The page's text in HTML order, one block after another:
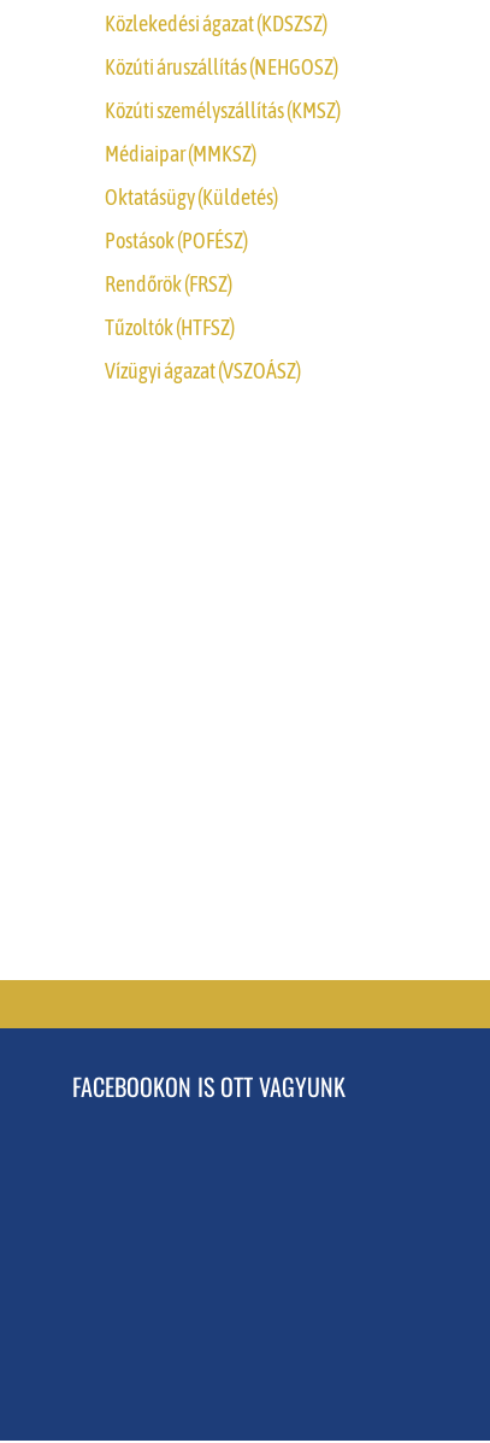
Közlekedési ágazat (KDSZSZ)
Közúti áruszállítás (NEHGOSZ)
Közúti személyszállítás (KMSZ)
Médiaipar (MMKSZ)
Oktatásügy (Küldetés)
Postások (POFÉSZ)
Rendőrök (FRSZ)
Tűzoltók (HTFSZ)
Vízügyi ágazat (VSZOÁSZ)
FACEBOOKON IS OTT VAGYUNK